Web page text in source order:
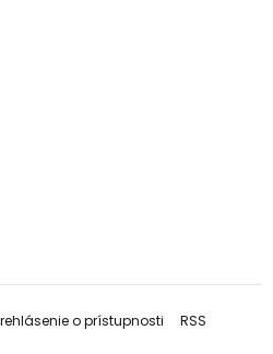
o prístupnosti RSS